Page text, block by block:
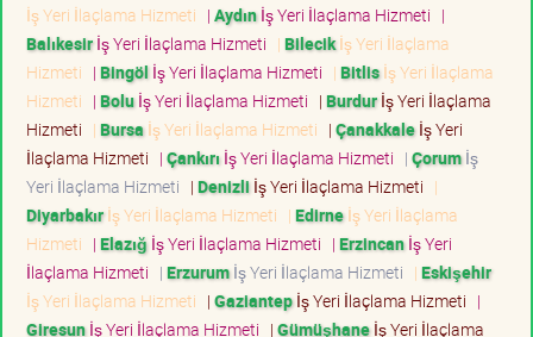
İş Yeri İlaçlama Hizmeti | Aydınİş Yeri İlaçlama Hizmeti |
Balıkesirİş Yeri İlaçlama Hizmeti | Bilecikİş Yeri İlaçlama
Hizmeti | Bingöl İş Yeri İlaçlama Hizmeti | Bitlisİş Yeri İlaçlama
Hizmeti | Boluİş Yeri İlaçlama Hizmeti | Burdurİş Yeri İlaçlama
Hizmeti | Bursa İş Yeri İlaçlama Hizmeti | Çanakkaleİş Yeri
İlaçlama Hizmeti | Çankırı İş Yeri İlaçlama Hizmeti | Çorumİş
Yeri İlaçlama Hizmeti | Denizli İş Yeri İlaçlama Hizmeti |
Diyarbakırİş Yeri İlaçlama Hizmeti | Edirneİş Yeri İlaçlama
Hizmeti | Elazığ İş Yeri İlaçlama Hizmeti | Erzincanİş Yeri
İlaçlama Hizmeti | Erzurumİş Yeri İlaçlama Hizmeti | Eskişehir
İş Yeri İlaçlama Hizmeti | Gaziantepİş Yeri İlaçlama Hizmeti |
Giresunİş Yeri İlaçlama Hizmeti | Gümüşhaneİş Yeri İlaçlama